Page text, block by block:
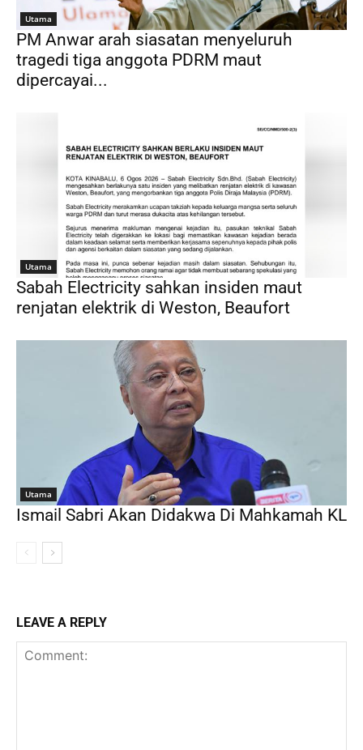
Utama
PM Anwar arah siasatan menyeluruh
tragedi tiga anggota PDRM maut
dipercayai...
Utama
Sabah Electricity sahkan insiden maut
renjatan elektrik di Weston, Beaufort
Utama
Ismail Sabri Akan Didakwa Di Mahkamah KL
LEAVE A REPLY